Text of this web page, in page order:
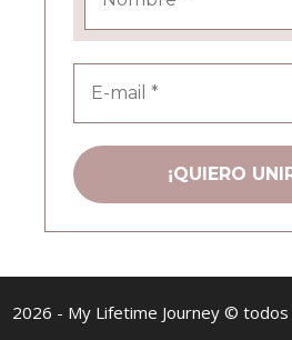
2026 - My Lifetime Journey ©